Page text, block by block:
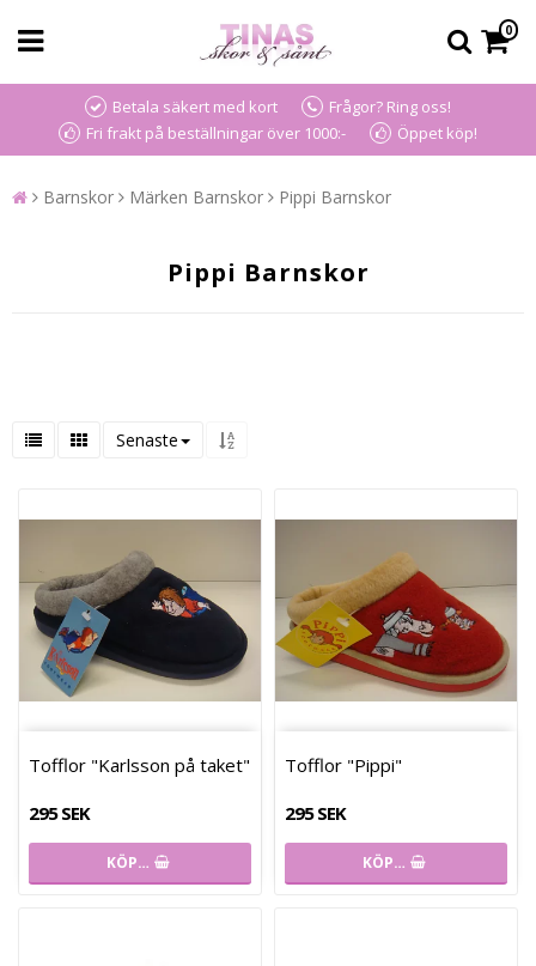
0
Betala säkert med kort
Frågor? Ring oss!
Fri frakt på beställningar över 1000:-
Öppet köp!
Barnskor Märken Barnskor Pippi Barnskor
Pippi Barnskor
Senaste
Tofflor "Karlsson på taket"
295 SEK
KÖP…
Tofflor "Pippi"
295 SEK
KÖP…